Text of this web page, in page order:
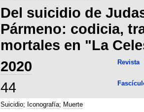
Del suicidio de
Pármeno: codicia,
mortales en "La
2020 Revista
44
Suicidio; Iconografía; Muerte